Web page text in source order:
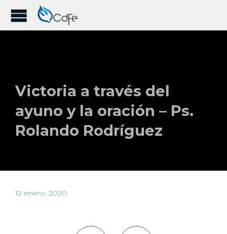
Victoria a través del
ayuno y la oración – Ps.
Rolando Rodríguez
12 enero, 2020